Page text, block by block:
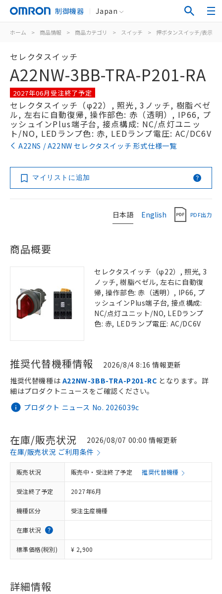
制御機器 Japan
ホーム > 商品情報 > 商品カテゴリ > スイッチ > 押ボタンスイッチ/表示灯
セレクタスイッチ
A22NW-3BB-TRA-P201-RA
2027年06月受注終了予定
セレクタスイッチ（φ22）, 照光, 3ノッチ, 樹脂ベゼ
ル, 左右に自動復帰, 操作部色: 赤（透明）, IP66, プ
ッシュインPlus端子台, 接点構成: NC/点灯ユニッ
ト/NO, LEDランプ色: 赤, LEDランプ電圧: AC/DC6V
A22NS / A22NW セレクタスイッチ 形式仕様一覧
マイリストに追加
日本語 English PDF出力
商品概要
セレクタスイッチ（φ22）, 照光, 3
ノッチ, 樹脂ベゼル, 左右に自動復
帰, 操作部色: 赤（透明）, IP66, プ
ッシュインPlus端子台, 接点構成:
NC/点灯ユニット/NO, LEDランプ
色: 赤, LEDランプ電圧: AC/DC6V
推奨代替機種情報 2026/8/4 8:16 情報更新
プロダクト ニュース No. 2026039c
推奨代替機種は A22NW-3BB-TRA-P201-RC となります。詳
細はプロダクトニュースをご確認ください。
在庫/販売状況
2026/08/07 00:00 情報更新
在庫/販売状況 ご利用条件
販売状況 販売中・受注終了予定 推奨代替機種
受注終了予定 2027年6月
機種区分 受注生産機種
在庫状況
標準価格(税別) ¥ 2,900
詳細情報